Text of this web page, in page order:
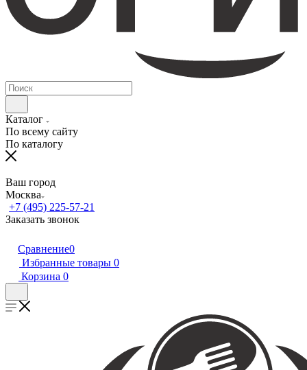
Каталог
По всему сайту
По каталогу
Ваш город
Москва
+7 (495) 225-57-21
Заказать звонок
Сравнение0
Избранные товары 0
Корзина 0